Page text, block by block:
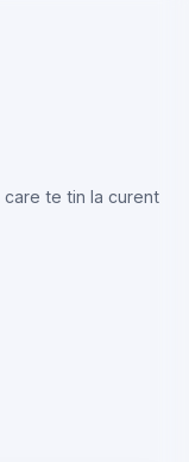
care te tin la curent